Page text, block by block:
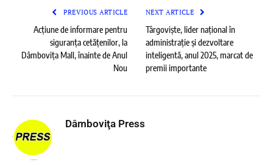
PREVIOUS ARTICLE
Acțiune de informare pentru
siguranța cetățenilor, la
Dâmbovița Mall, înainte de Anul
Nou
NEXT ARTICLE
Târgoviște, lider național în
administrație și dezvoltare
inteligentă, anul 2025, marcat de
premii importante
Dâmboviţa Press